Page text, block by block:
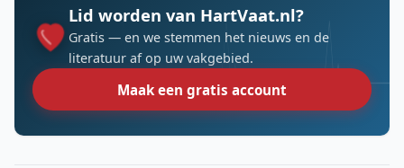
Lid worden van HartVaat.nl?
Gratis — en we stemmen het nieuws en de
literatuur af op uw vakgebied.
Maak een gratis account